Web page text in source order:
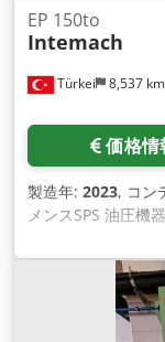
Türkei 8,537 km
EP 150to
Intemach
価格情
製造年: 2023, コン
メンスSPS 油圧
ストローク